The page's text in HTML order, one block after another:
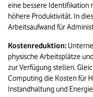
eine bessere Identifikation
höhere Produktivität. In
Arbeitsaufwand für
Kostenreduktion:
physische Arbeitsplätze
zur Verfügung stellen.
Computing die Kosten für
Instandhaltung und